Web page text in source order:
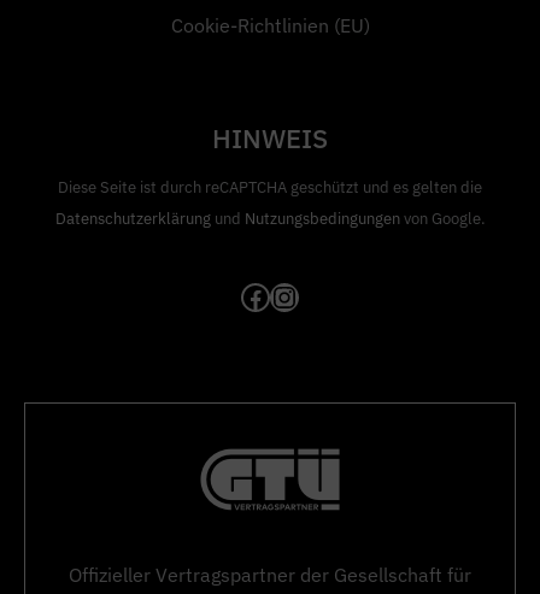
Cookie-Richtlinien (EU)
HINWEIS
Diese Seite ist durch reCAPTCHA geschützt und es gelten die
Datenschutzerklärungund Nutzungsbedingungenvon Google.
Facebook
Instagram
Offizieller Vertragspartner der Gesellschaft für